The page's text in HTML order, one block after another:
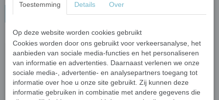
In winkelwagen In winkelwagen
Toestemming Details Over
Op deze website worden cookies gebruikt
Cookies worden door ons gebruikt voor verkeersanalyse, het
aanbieden van sociale media-functies en het personaliseren
van informatie en advertenties. Daarnaast verlenen we onze
sociale media-, advertentie- en analysepartners toegang tot
informatie over hoe u onze site gebruikt. Zij kunnen deze
informatie gebruiken in combinatie met andere gegevens die